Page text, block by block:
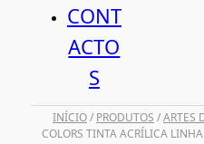
CONT
ACTO
S
INÍCIO/ PRODUTOS /ARTES
COLORS TINTA ACRÍLICA